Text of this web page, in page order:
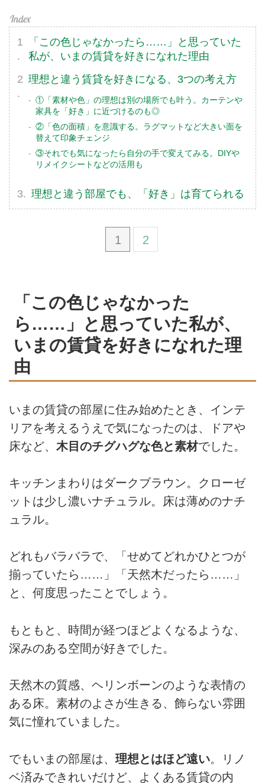
「この色じゃなかったら……」と思っていた
私が、いまの賃貸を好きになれた理由
理想と違う賃貸を好きになる、3つの考え方
①「素材や色」の理想は別の場所でも叶う。カーテンや
家具を「好き」に近づけるのも◎
②「色の面積」を意識する。ラグマットなど大きい面を
替えて印象チェンジ
③それでも気になったら自分の手で変えてみる。DIYや
リメイクシートなどの活用も
理想と違う部屋でも、「好き」は育てられる
1 2
「この色じゃなかった
ら……」と思っていた私が、
いまの賃貸を好きになれた理
由
いまの賃貸の部屋に住み始めたとき、インテ
リアを考えるうえで気になったのは、ドアや
床など、 木目のチグハグな色と素材でした。
キッチンまわりはダークブラウン。クローゼ
ットは少し濃いナチュラル。床は薄めのナチ
ュラル。
どれもバラバラで、「せめてどれかひとつが
揃っていたら……」「天然木だったら……」
と、何度思ったことでしょう。
もともと、時間が経つほどよくなるような、
深みのある空間が好きでした。
天然木の質感、ヘリンボーンのような表情の
ある床。素材のよさが生きる、飾らない雰囲
気に憧れていました。
でもいまの部屋は、 理想とはほど遠い。リノ
ベ済みできれいだけど、よくある賃貸の内